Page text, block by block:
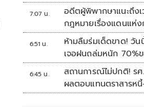
7:07 น.
อดีตผู้พิพากษาแนะถึง
กฎหมายเรื่องแดนแห่
สวรรค์ถึงนรก!
6:51 น.
ห้ามลืมร่มเด็ดขาด! วั
เจอฝนถล่มหนัก 70%
6:45 น.
สถานการณ์ไม่ปกติ! ร
ผลตอบแทนตราสารห
เดียวกัน